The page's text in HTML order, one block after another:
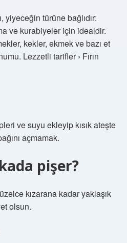
yiyeceğin türüne bağlıdır:
ve kurabiyeler için idealdir.
kekler, ekmek ve bazı et
Lezzetli tarifler › Fırın
ve suyu ekleyip kısık ateşte
açmamak.
pişer?
kızarana kadar yaklaşık
olsun.